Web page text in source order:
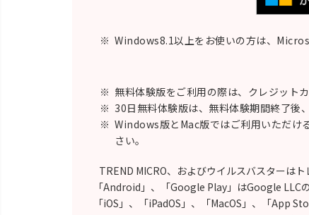
※ Windows8.1以上をお使いの方は、
※ 無料体験版をご利用の際は、クレジット
※ 30日無料体験版は、無料体験期間終了後
※ Windows版とMac版ではご利用いただけ
さい。
TREND MICRO、およびウイルスバスターは
「Android」、「Google Play」はGoogle LLCの
「iOS」、「iPadOS」、「MacOS」、「App